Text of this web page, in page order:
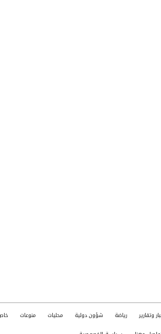
وتقارير رياضة شؤون دولية محليات منوعات